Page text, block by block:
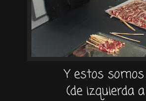
Y estos
(de izquierda